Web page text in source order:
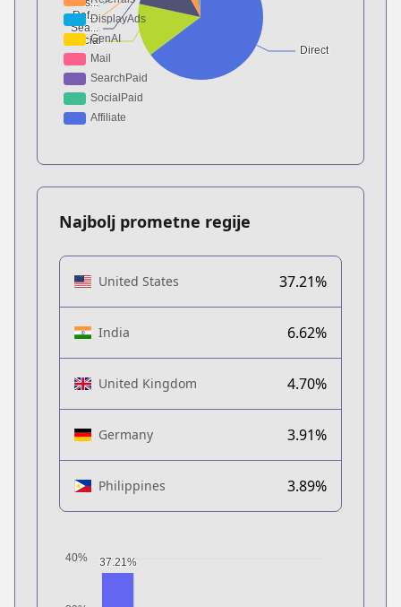
Najbolj prometne regije
United States 37.21%
India 6.62%
United Kingdom 4.70%
Germany 3.91%
Philippines 3.89%